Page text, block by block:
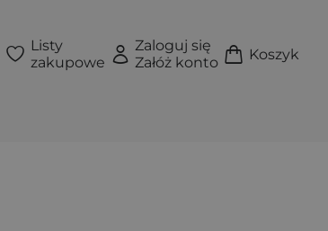
Listy
zakupowe
Zaloguj się
Załóż konto
Koszyk